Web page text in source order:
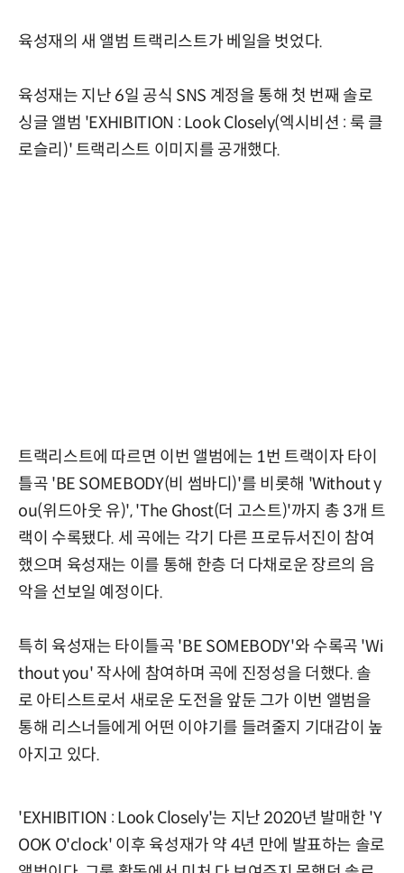
육성재의 새 앨범 트랙리스트가 베일을 벗었다.
육성재는 지난 6일 공식 SNS 계정을 통해 첫 번째 솔로
싱글 앨범 'EXHIBITION : Look Closely(엑시비션 : 룩 클
로슬리)' 트랙리스트 이미지를 공개했다.
트랙리스트에 따르면 이번 앨범에는 1번 트랙이자 타이
틀곡 'BE SOMEBODY(비 썸바디)'를 비롯해 'Without y
ou(위드아웃 유)', 'The Ghost(더 고스트)'까지 총 3개 트
랙이 수록됐다. 세 곡에는 각기 다른 프로듀서진이 참여
했으며 육성재는 이를 통해 한층 더 다채로운 장르의 음
악을 선보일 예정이다.
특히 육성재는 타이틀곡 'BE SOMEBODY'와 수록곡 'Wi
thout you' 작사에 참여하며 곡에 진정성을 더했다. 솔
로 아티스트로서 새로운 도전을 앞둔 그가 이번 앨범을
통해 리스너들에게 어떤 이야기를 들려줄지 기대감이 높
아지고 있다.
'EXHIBITION : Look Closely'는 지난 2020년 발매한 'Y
OOK O'clock' 이후 육성재가 약 4년 만에 발표하는 솔로